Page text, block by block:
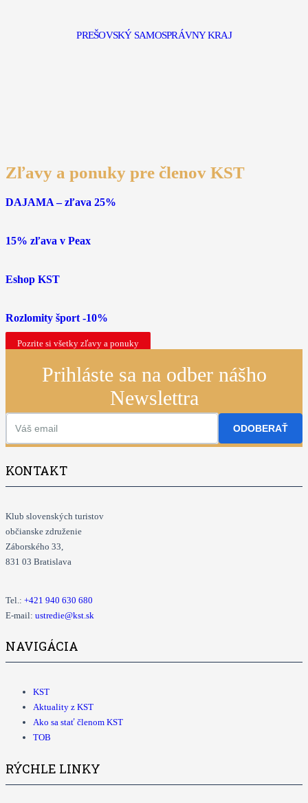
PREŠOVSKÝ SAMOSPRÁVNY KRAJ
Zľavy a ponuky pre členov KST
DAJAMA – zľava 25%
15% zľava v Peax
Eshop KST
Rozlomity šport -10%
Pozrite si všetky zľavy a ponuky
Prihláste sa na odber nášho
Newslettra
ODOBERAŤ
KONTAKT
Klub slovenských turistov
občianske združenie
Záborského 33,
831 03 Bratislava
Tel.: +421 940 630 680
E-mail: ustredie@kst.sk
NAVIGÁCIA
KST
Aktuality z KST
Ako sa stať členom KST
TOB
RÝCHLE LINKY